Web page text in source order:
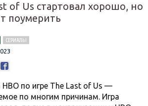
of Us стартовал хорошо, но
поумерить
СЕРИАЛЫ
по игре The Last of Us —
по многим причинам. Игра